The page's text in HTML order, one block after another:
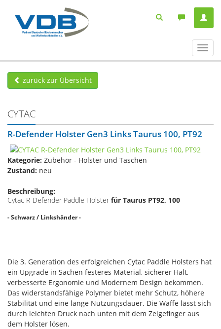
ein-/
zurück zur Übersicht
CYTAC
R-Defender Holster Gen3 Links Taurus 100, PT92
Kategorie: Zubehör - Holster und Taschen
Zustand: neu
Beschreibung:
Cytac R-Defender Paddle Holster für Taurus PT92, 100
- Schwarz / Linkshänder -
Die 3. Generation des erfolgreichen Cytac Paddle Holsters hat
ein Upgrade in Sachen festeres Material, sicherer Halt,
verbesserte Ergonomie und Modernem Design bekommen.
Das widerstandsfähige Polymer bietet mehr Schutz, höhere
Stabilität und eine lange Nutzungsdauer. Die Waffe lässt sich
durch leichten Druck nach unten mit dem Zeigefinger aus
dem Holster lösen.